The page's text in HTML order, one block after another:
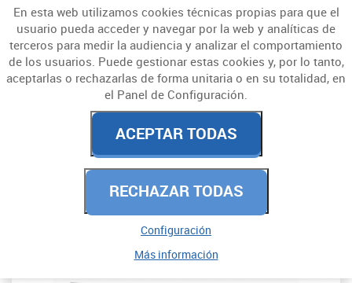
CERRADURAS Y
CERROJOS
PARA EMBUTIR
CARPINTERIA METÁLICA
En esta web utilizamos cookies técnicas propias para que el
usuario pueda acceder y navegar por la web y analíticas de
terceros para medir la audiencia y analizar el comportamiento
de los usuarios. Puede gestionar estas cookies y, por lo tanto,
aceptarlas o rechazarlas de forma unitaria o en su totalidad, en
el Panel de Configuración.
ACEPTAR TODAS
RECHAZAR TODAS
Configuración
Más información